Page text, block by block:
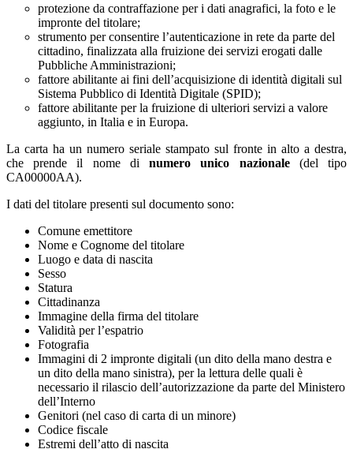
protezione da contraffazione per i dati anagrafici, la foto e le
impronte del titolare;
strumento per consentire l’autenticazione in rete da parte del
cittadino, finalizzata alla fruizione dei servizi erogati dalle
Pubbliche Amministrazioni;
fattore abilitante ai fini dell’acquisizione di identità digitali sul
Sistema Pubblico di Identità Digitale (SPID);
fattore abilitante per la fruizione di ulteriori servizi a valore
aggiunto, in Italia e in Europa.
La carta ha un numero seriale stampato sul fronte in alto a destra,
che prende il nome dinumero unico nazionale(del tipo
CA00000AA).
I dati del titolare presenti sul documento sono:
Comune emettitore
Nome e Cognome del titolare
Luogo e data di nascita
Sesso
Statura
Cittadinanza
Immagine della firma del titolare
Validità per l’espatrio
Fotografia
Immagini di 2 impronte digitali (un dito della mano destra e
un dito della mano sinistra), per la lettura delle quali è
necessario il rilascio dell’autorizzazione da parte del Ministero
dell’Interno
Genitori (nel caso di carta di un minore)
Codice fiscale
Estremi dell’atto di nascita